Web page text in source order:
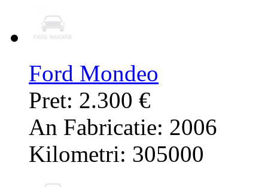
Ford Mondeo
Pret: 2.300 €
An Fabricatie: 2006
Kilometri: 305000